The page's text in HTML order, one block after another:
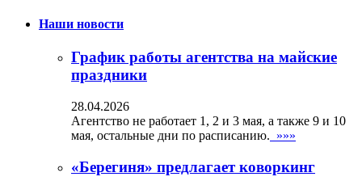
Наши новости
График работы агентства на майские
праздники
28.04.2026
Агентство не работает 1, 2 и 3 мая, а также 9 и 10
мая, остальные дни по расписанию. »»»
«Берегиня» предлагает коворкинг